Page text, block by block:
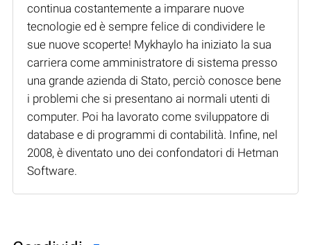
continua costantemente a imparare nuove
tecnologie ed è sempre felice di condividere le
sue nuove scoperte! Mykhaylo ha iniziato la sua
carriera come amministratore di sistema presso
una grande azienda di Stato, perciò conosce bene
i problemi che si presentano ai normali utenti di
computer. Poi ha lavorato come sviluppatore di
database e di programmi di contabilità. Infine, nel
2008, è diventato uno dei confondatori di Hetman
Software.